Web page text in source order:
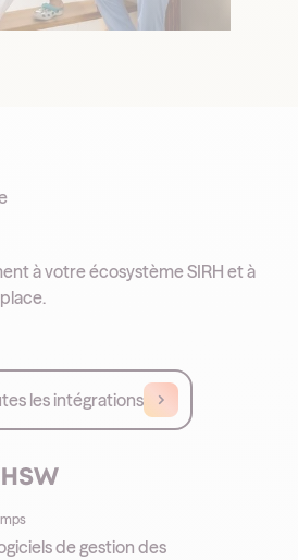
à votre écosystème SIRH et à
les intégrations
de gestion des